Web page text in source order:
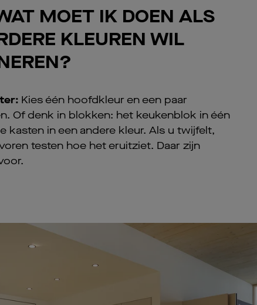
MOET IK DOEN ALS
KLEUREN WIL
Kies één hoofdkleur en een paar
Of denk in blokken: het keukenblok in één
kasten in een andere kleur. Als u twijfelt,
testen hoe het eruitziet. Daar zijn